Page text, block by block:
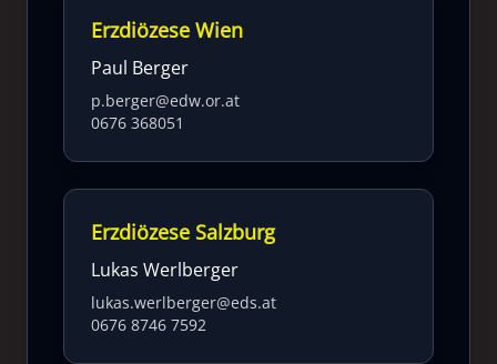
Erzdiözese Wien
Paul Berger
p.berger@edw.or.at
0676 368051
Erzdiözese Salzburg
Lukas Werlberger
lukas.werlberger@eds.at
0676 8746 7592